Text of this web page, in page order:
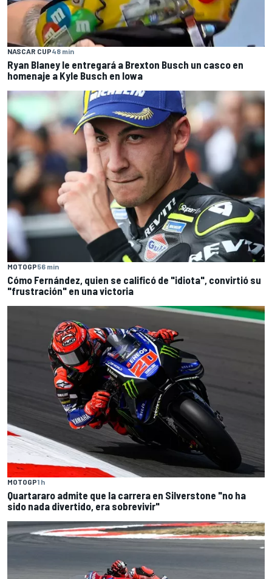
NASCAR CUP48 min
Ryan Blaney le entregará a Brexton Busch un casco en
homenaje a Kyle Busch en Iowa
MOTOGP56 min
Cómo Fernández, quien se calificó de "idiota", convirtió su
"frustración" en una victoria
MOTOGP1 h
Quartararo admite que la carrera en Silverstone "no ha
sido nada divertido, era sobrevivir"